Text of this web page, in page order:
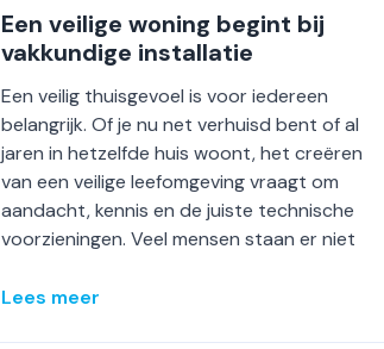
Een veilige woning begint bij
vakkundige installatie
Een veilig thuisgevoel is voor iedereen
belangrijk. Of je nu net verhuisd bent of al
jaren in hetzelfde huis woont, het creëren
van een veilige leefomgeving vraagt om
aandacht, kennis en de juiste technische
voorzieningen. Veel mensen staan er niet
Lees meer